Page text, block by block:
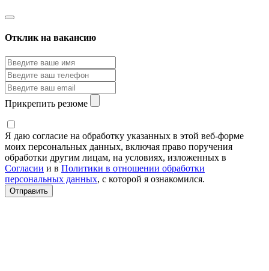
Отклик на вакансию
Прикрепить резюме
Я даю согласие на обработку указанных в этой веб-форме
моих персональных данных, включая право поручения
обработки другим лицам, на условиях, изложенных в
Согласии и в Политики в отношении обработки
персональных данных, с которой я ознакомился.